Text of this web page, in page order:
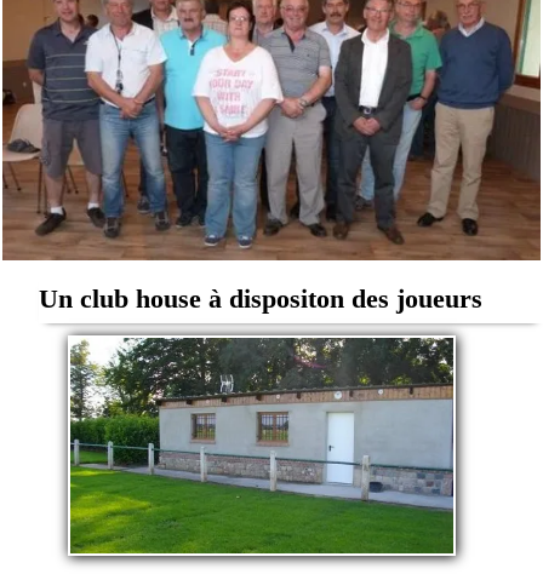
Un club house à dispositon des joueurs